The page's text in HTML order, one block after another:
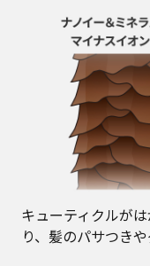
キューティクルが
り、髪のパサつき